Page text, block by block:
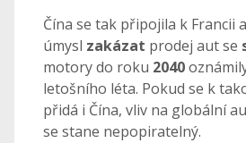
Čína se tak připojila k Francii
úmysl zakázat prodej aut se
motory do roku 2040
letošního léta. Pokud se k
přidá i Čína, vliv na globální
se stane nepopiratelný.